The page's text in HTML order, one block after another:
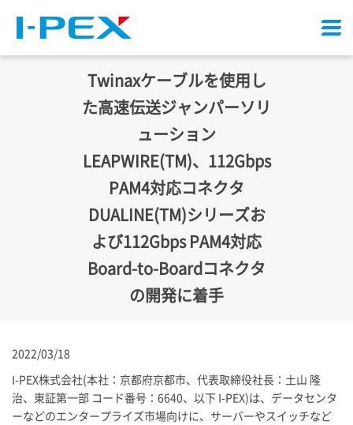
ニ
Twinaxケーブルを使用し
た高速伝送ジャンパーソリ
ューション
LEAPWIRE(TM)、112Gbps
PAM4対応コネクタ
DUALINE(TM)シリーズお
よび112Gbps PAM4対応
Board-to-Boardコネクタ
の開発に着手
2022/03/18
I-PEX株式会社(本社：京都府京都市、代表取締役社長：土山 隆
治、東証第一部 コード番号：6640、以下 I-PEX)は、データセンタ
ーなどのエンタープライズ市場向けに、サーバーやスイッチなど